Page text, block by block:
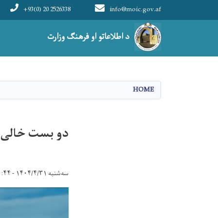
د اطلاعاتو او فرهنګ وزارت
info@moic.gov.af
+93(0) 20 2526338
Main navigation
HOME
دو بست
سه‌شنبه ۱۴۰۴/۴/۳۱ - ۱۰:۴۴